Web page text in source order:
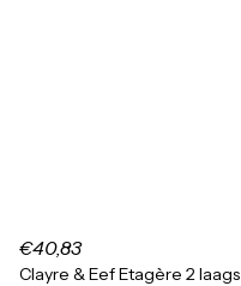
€40,83
Clayre & Eef Etagère 2 laags